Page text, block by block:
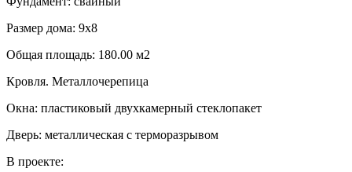
Размер дома: 9х8
Общая площадь: 180.00 м2
Кровля. Металлочерепица
Окна: пластиковый двухкамерный стеклопакет
Дверь: металлическая с терморазрывом
В проекте: